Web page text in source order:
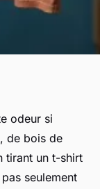
les
?
de lecture
odeur si
de bois de
tirant un t-shirt
seulement